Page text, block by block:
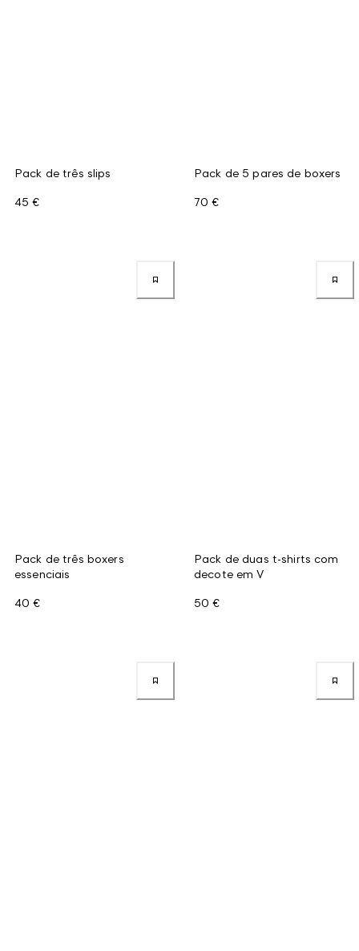
Pack de três slips
45 €
Pack de 5 pares de boxers
70 €
Pack de três boxers
essenciais
40 €
Pack de duas t-shirts com
decote em V
50 €